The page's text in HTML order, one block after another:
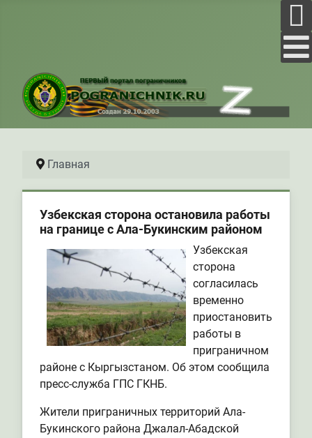
Главная
Узбекская сторона остановила работы
на границе с Ала-Букинским районом
Узбекская
сторона
согласилась
временно
приостановить
работы в
приграничном
районе с Кыргызстаном. Об этом сообщила
пресс-служба ГПС ГКНБ.
Жители приграничных территорий Ала-
Букинского района Джалал-Абадской